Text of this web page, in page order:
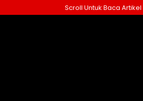
ke
Scroll Untuk Baca Artikel